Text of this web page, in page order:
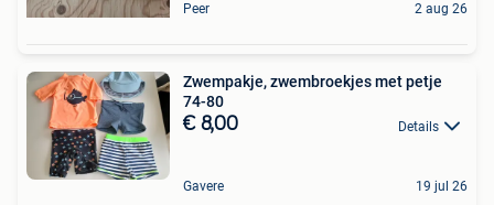
Peer 2 aug 26
Zwempakje, zwembroekjes met petje
74-80
€ 8,00 Details
Gavere 19 jul 26